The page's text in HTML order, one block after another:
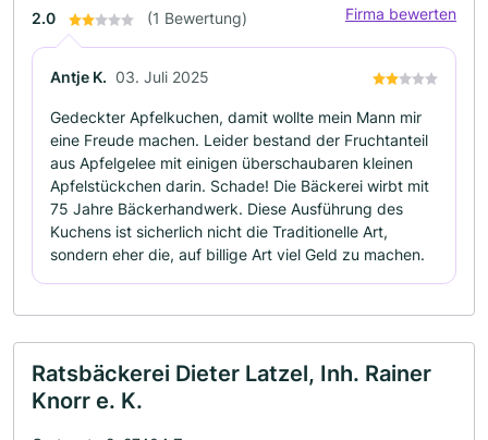
2.0 (1 Bewertung) Firma bewerten
Antje K. 03. Juli 2025
Gedeckter Apfelkuchen, damit wollte mein Mann mir
eine Freude machen. Leider bestand der Fruchtanteil
aus Apfelgelee mit einigen überschaubaren kleinen
Apfelstückchen darin. Schade! Die Bäckerei wirbt mit
75 Jahre Bäckerhandwerk. Diese Ausführung des
Kuchens ist sicherlich nicht die Traditionelle Art,
sondern eher die, auf billige Art viel Geld zu machen.
Ratsbäckerei Dieter Latzel, Inh. Rainer
Knorr e. K.